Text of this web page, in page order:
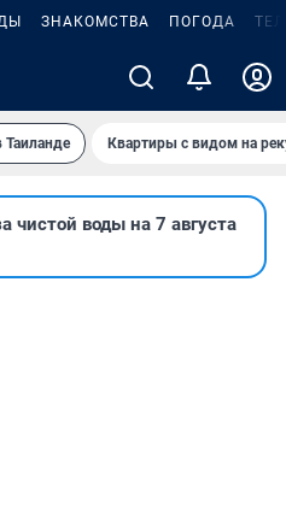
ЗНАКОМСТВА ПОГОДА
Таиланде Квартиры с видом на
чистой воды на 7 августа